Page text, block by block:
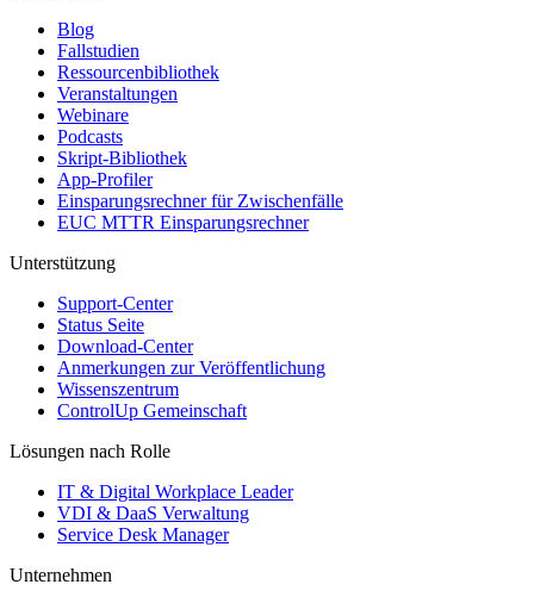
Blog
Fallstudien
Ressourcenbibliothek
Veranstaltungen
Webinare
Podcasts
Skript-Bibliothek
App-Profiler
Einsparungsrechner für Zwischenfälle
EUC MTTR Einsparungsrechner
Unterstützung
Support-Center
Status Seite
Download-Center
Anmerkungen zur Veröffentlichung
Wissenszentrum
ControlUp Gemeinschaft
Lösungen nach Rolle
IT & Digital Workplace Leader
VDI & DaaS Verwaltung
Service Desk Manager
Unternehmen